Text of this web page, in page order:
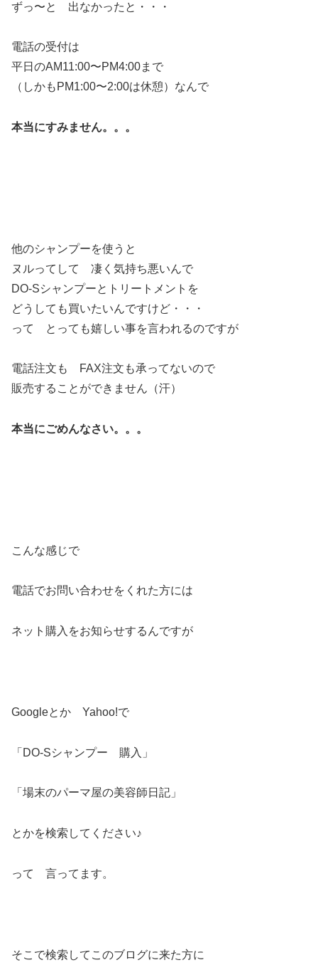
ずっ〜と 出なかったと・・・
電話の受付は
平日のAM11:00〜PM4:00まで
（しかもPM1:00〜2:00は休憩）なんで
本当にすみません。。。
他のシャンプーを使うと
ヌルってして 凄く気持ち悪いんで
DO-Sシャンプーとトリートメントを
どうしても買いたいんですけど・・・
って とっても嬉しい事を言われるのですが
電話注文も FAX注文も承ってないので
販売することができません（汗）
本当にごめんなさい。。。
こんな感じで
電話でお問い合わせをくれた方には
ネット購入をお知らせするんですが
Googleとか Yahoo!で
「DO-Sシャンプー 購入」
「場末のパーマ屋の美容師日記」
とかを検索してください♪
って 言ってます。
そこで検索してこのブログに来た方に